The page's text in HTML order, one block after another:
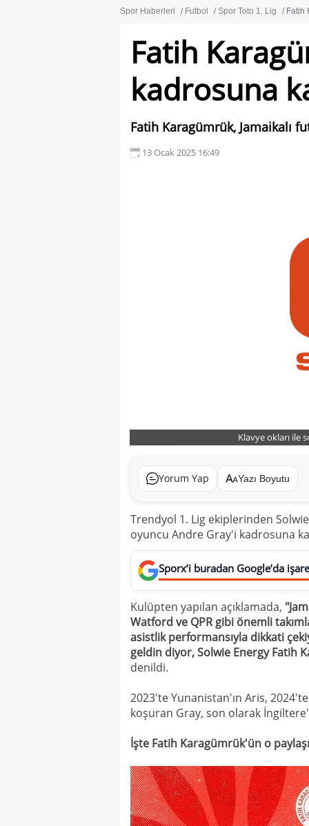
Spor Haberleri Futbol Spor Toto 1. Lig Fatih
Fatih
kadrosuna
Fatih Karagümrük, Jamaikalı
13 Ocak 2025 16:49
Klavye okları ile
Yorum Yap Yazı Boyutu
Trendyol 1. Lig ekiplerinden
oyuncu Andre Gray'i kadrosuna
Sporx’i buradan Google’da
Kulüpten yapılan açıklamada,
Watford ve QPR gibi önemli
asistlik performansıyla dikkati
geldin diyor, Solwie Energy Fatih
denildi.
2023'te Yunanistan'ın Aris,
koşuran Gray, son olarak
İşte Fatih Karagümrük'ün o